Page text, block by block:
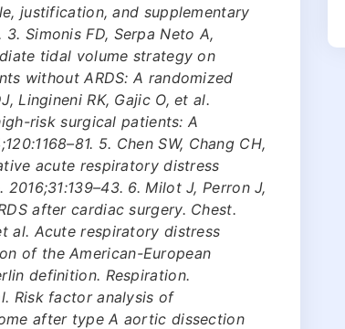
justification, and supplementary
Simonis FD, Serpa Neto A,
tidal volume strategy on
without ARDS: A randomized
Lingineni RK, Gajic O, et al.
risk surgical patients: A
5. Chen SW, Chang CH,
acute respiratory distress
6. Milot J, Perron J,
after cardiac surgery. Chest.
al. Acute respiratory distress
of the American-European
definition. Respiration.
Risk factor analysis of
after type A aortic dissection